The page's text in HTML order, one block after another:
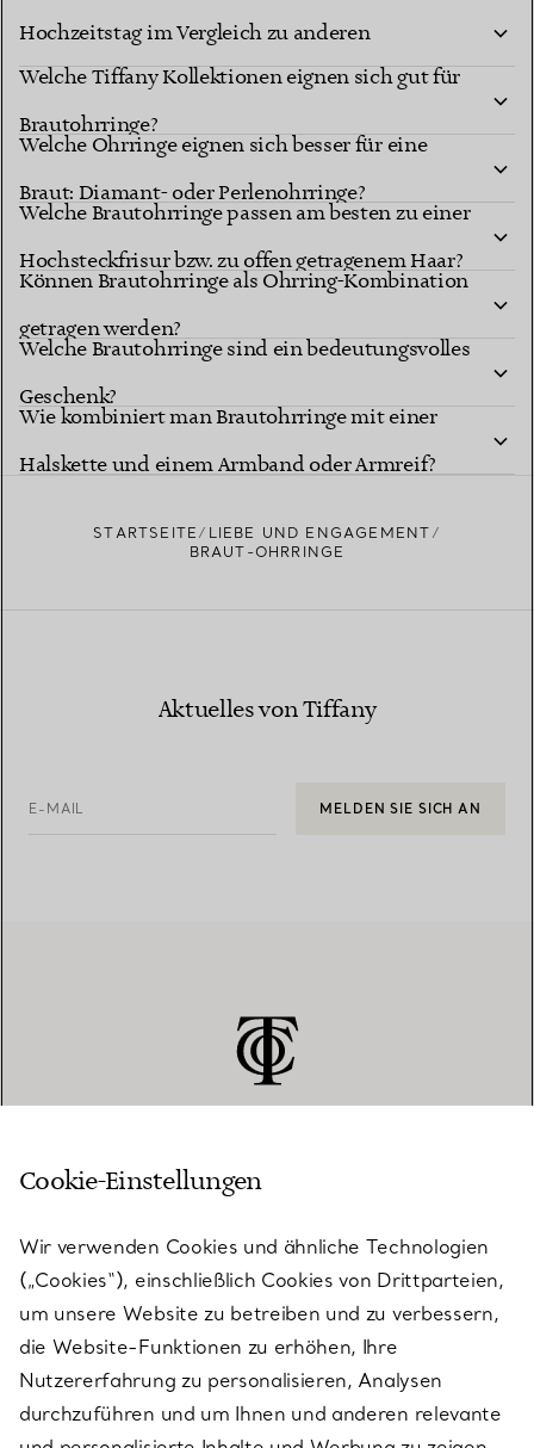
Hochzeitstag im Vergleich zu anderen
Brautveranstaltungen aus?
Welche Tiffany Kollektionen eignen sich gut für
Brautohrringe?
Welche Ohrringe eignen sich besser für eine
Braut: Diamant- oder Perlenohrringe?
Welche Brautohrringe passen am besten zu einer
Hochsteckfrisur bzw. zu offen getragenem Haar?
Können Brautohrringe als Ohrring-Kombination
getragen werden?
Welche Brautohrringe sind ein bedeutungsvolles
Geschenk?
Wie kombiniert man Brautohrringe mit einer
Halskette und einem Armband oder Armreif?
STARTSEITE
LIEBE UND ENGAGEMENT
BRAUT-OHRRINGE
Aktuelles von Tiffany
E-MAIL MELDEN SIE SICH AN
KUNDENSERVICE
SERVICES
ÜBER TIFFANY & CO.
Cookie-Einstellungen
Wir verwenden Cookies und ähnliche Technologien
(„Cookies“), einschließlich Cookies von Drittparteien,
um unsere Website zu betreiben und zu verbessern,
die Website-Funktionen zu erhöhen, Ihre
Nutzererfahrung zu personalisieren, Analysen
durchzuführen und um Ihnen und anderen relevante